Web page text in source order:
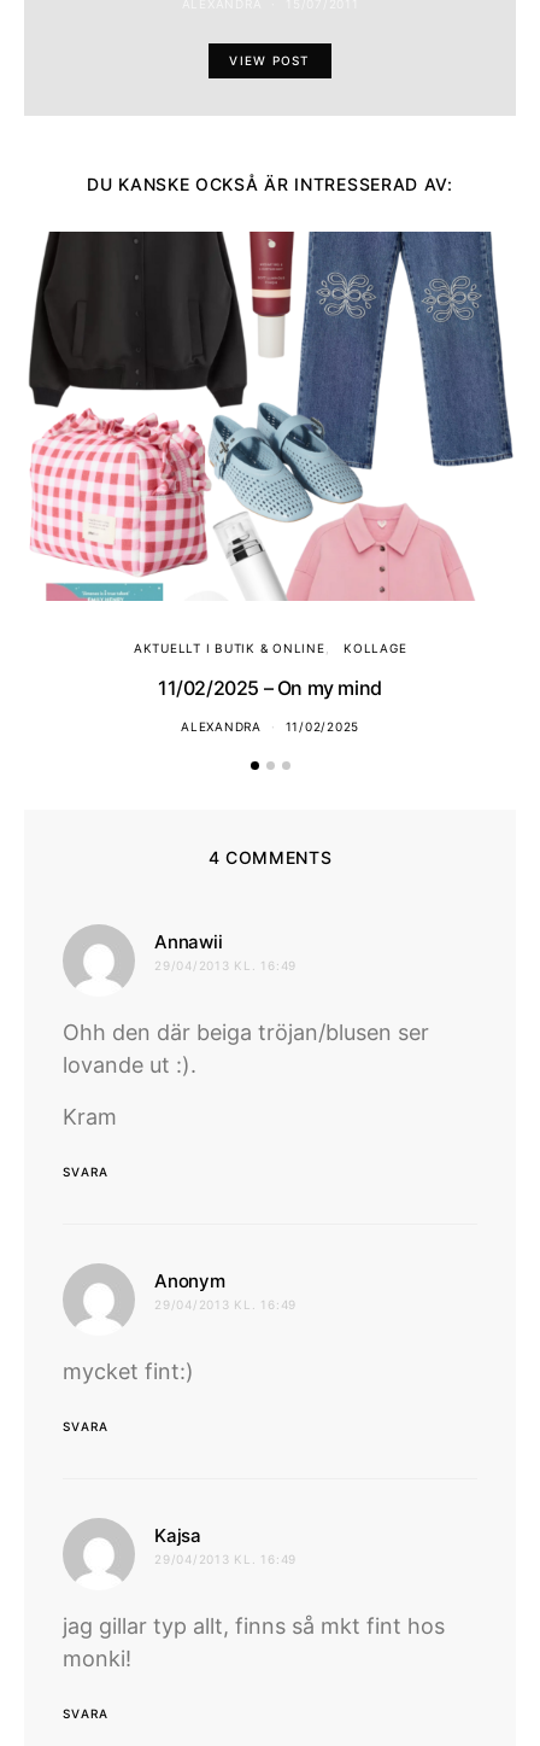
VIEW POST
DU KANSKE OCKSÅ ÄR INTRESSERAD AV:
AKTUELLT I BUTIK & ONLINE KOLLAGE
11/02/2025 – On my mind
ALEXANDRA 11/02/2025
4 COMMENTS
Annawii
29/04/2013 KL. 16:49
Ohh den där beiga tröjan/blusen ser
lovande ut :).
Kram
SVARA
Anonymskriver:
29/04/2013 KL. 16:49
mycket fint:)
SVARA
Kajsa
29/04/2013 KL. 16:49
jag gillar typ allt, finns så mkt fint hos
monki!
SVARA